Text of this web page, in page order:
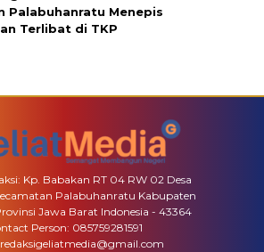
Palabuhanratu Menepis
Terlibat di TKP
Kp. Babakan RT 04 RW 02 Desa
Palabuhanratu Kabupaten
Jawa Barat Indonesia - 43364
Person: 085759281591